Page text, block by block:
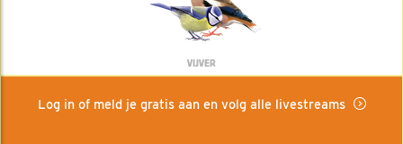
VIJVER
Log in of meld je gratis aan en volg alle livestreams